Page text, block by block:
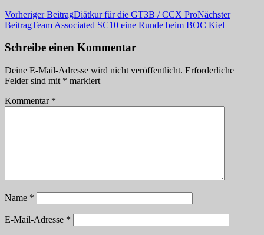
Beitragsnavigation
Vorheriger BeitragDiätkur für die GT3B / CCX ProNächster
BeitragTeam Associated SC10 eine Runde beim BOC Kiel
Schreibe einen Kommentar
Deine E-Mail-Adresse wird nicht veröffentlicht. Erforderliche
Felder sind mit * markiert
Kommentar *
Name *
E-Mail-Adresse *